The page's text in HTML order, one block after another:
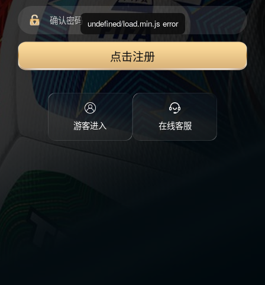
点击注册
游客进入 在线客服
undefined/load.min.js error